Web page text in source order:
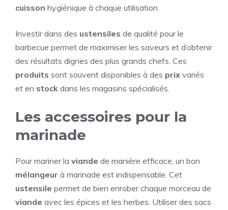
cuisson hygiénique à chaque utilisation.
Investir dans des ustensiles de qualité pour le
barbecue permet de maximiser les saveurs et d’obtenir
des résultats dignes des plus grands chefs. Ces
produits sont souvent disponibles à des prix variés
et en stock dans les magasins spécialisés.
Les accessoires pour la
marinade
Pour mariner la viande de manière efficace, un bon
mélangeur à marinade est indispensable. Cet
ustensile permet de bien enrober chaque morceau de
viande avec les épices et les herbes. Utiliser des sacs